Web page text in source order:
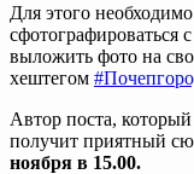
Для этого
сфотографироваться
выложить фото на
хештегом
Автор поста,
получит приятный
ноября в 15.00.